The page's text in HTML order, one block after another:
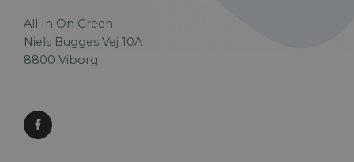
All In On Green
Niels Bugges Vej 10A
8800 Viborg